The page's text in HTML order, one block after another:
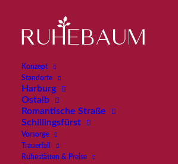
Konzept
Standorte
Harburg
Ostalb
Romantische Straße
Schillingsfürst
Vorsorge
Trauerfall
Ruhestätten & Preise